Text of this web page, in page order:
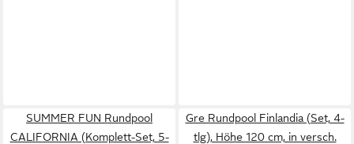
SUMMER FUN Rundpool
CALIFORNIA (Komplett-Set, 5-
Gre Rundpool Finlandia (Set, 4-
tlg), Höhe 120 cm, in versch.